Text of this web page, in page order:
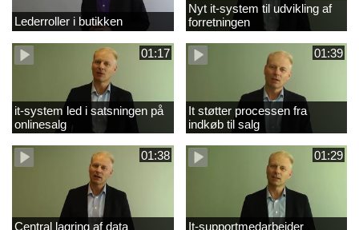
Lederroller i butikken
Nyt it-system til udvikling af
forretningen
01:17
it-system led i satsningen på
onlinesalg
01:39
It støtter processen fra
indkøb til salg
01:38
Central lagring af data
01:29
It-supportmedarbejder